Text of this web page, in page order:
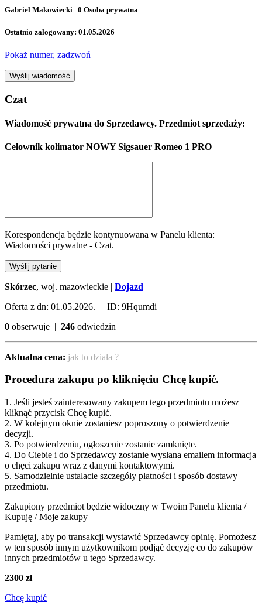
Gabriel Makowiecki 0 Osoba prywatna
Ostatnio zalogowany: 01.05.2026
Pokaż numer, zadzwoń
Wyślij wiadomość
Czat
Wiadomość prywatna do Sprzedawcy. Przedmiot sprzedaży:
Celownik kolimator NOWY Sigsauer Romeo 1 PRO
Korespondencja będzie kontynuowana w Panelu klienta:
Wiadomości prywatne - Czat.
Wyślij pytanie
Skórzec, woj. mazowieckie | Dojazd
Oferta z dn: 01.05.2026. ID: 9Hqumdi
0 obserwuje | 246 odwiedzin
Aktualna cena: jak to działa ?
Procedura zakupu po kliknięciu Chcę kupić.
1. Jeśli jesteś zainteresowany zakupem tego przedmiotu możesz
kliknąć przycisk Chcę kupić.
2. W kolejnym oknie zostaniesz poproszony o potwierdzenie
decyzji.
3. Po potwierdzeniu, ogłoszenie zostanie zamknięte.
4. Do Ciebie i do Sprzedawcy zostanie wysłana emailem informacja
o chęci zakupu wraz z danymi kontaktowymi.
5. Samodzielnie ustalacie szczegóły płatności i sposób dostawy
przedmiotu.
Zakupiony przedmiot będzie widoczny w Twoim Panelu klienta /
Kupuję / Moje zakupy
Pamiętaj, aby po transakcji wystawić Sprzedawcy opinię. Pomożesz
w ten sposób innym użytkownikom podjąć decyzję co do zakupów
innych przedmiotów u tego Sprzedawcy.
2300 zł
Chcę kupić